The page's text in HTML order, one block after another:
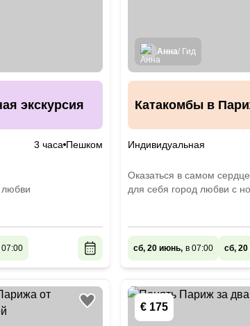
экскурсия
3 часа Пешком
любви
07:00
Анна/ Гид
Катакомбы в
Индивидуальная
Оказаться в самом
для себя город любви с
сб, 20 июнь, в 07:00 сб,
€ 175